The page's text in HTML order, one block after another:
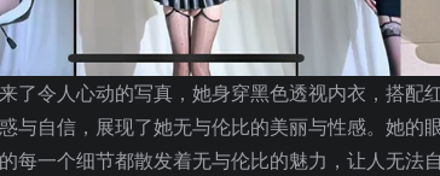
了令人心动的写真，她身穿黑色透视内衣，搭配
与自信，展现了她无与伦比的美丽与性感。她的
每一个细节都散发着无与伦比的魅力，让人无法